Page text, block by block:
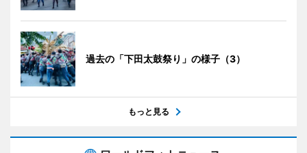
過去の「下田太鼓祭り」の様子（3）
もっと見る